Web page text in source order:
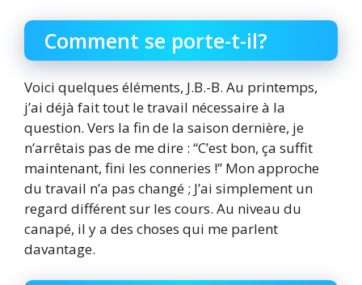
Comment se porte-t-il?
Voici quelques éléments, J.B.-B. Au printemps,
j’ai déjà fait tout le travail nécessaire à la
question. Vers la fin de la saison dernière, je
n’arrêtais pas de me dire : “C’est bon, ça suffit
maintenant, fini les conneries !” Mon approche
du travail n’a pas changé ; J’ai simplement un
regard différent sur les cours. Au niveau du
canapé, il y a des choses qui me parlent
davantage.